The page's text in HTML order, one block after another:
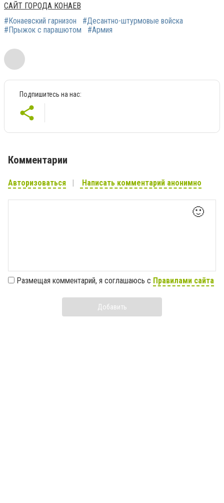
САЙТ ГОРОДА КОНАЕВ
#Конаевский гарнизон
#Десантно-штурмовые войска
#Прыжок с парашютом
#Армия
Подпишитесь на нас:
Комментарии
Авторизоваться Написать комментарий анонимно
🙂
Размещая комментарий, я соглашаюсь с Правилами сайта
Добавить